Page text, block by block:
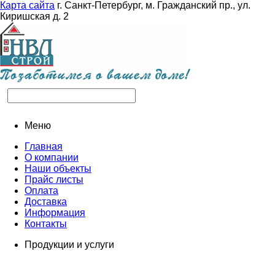
Карта сайта г. Санкт-Петербург, м. Гражданский пр., ул.
Киришская д. 2
Меню
Главная
О компании
Наши объекты
Прайс листы
Оплата
Доставка
Информация
Контакты
Продукции и услуги